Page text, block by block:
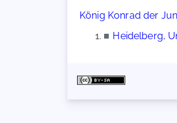
König Konrad der
■ Heidelberg,